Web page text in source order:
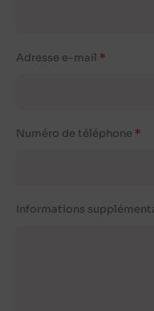
Adresse e-mail
Numéro de téléphone
Informations